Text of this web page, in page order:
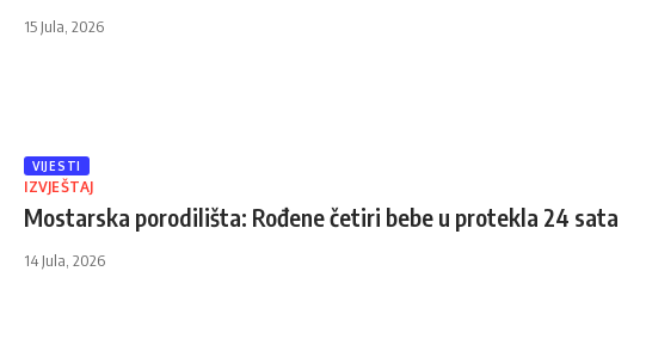
15 Jula, 2026
VIJESTI
IZVJEŠTAJ
Mostarska porodilišta: Rođene četiri bebe u protekla 24 sata
14 Jula, 2026